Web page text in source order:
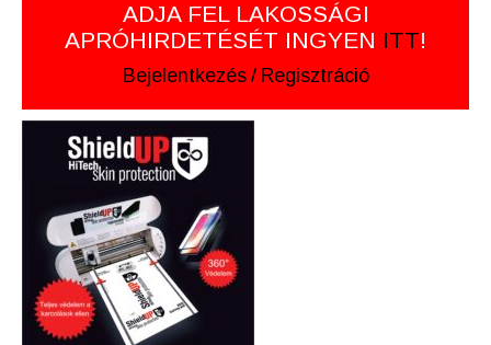
ADJA FEL LAKOSSÁGI
APRÓHIRDETÉSÉT INGYEN ITT!
Bejelentkezés / Regisztráció